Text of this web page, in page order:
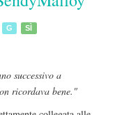
G SÌ
successivo a
ricordava bene."